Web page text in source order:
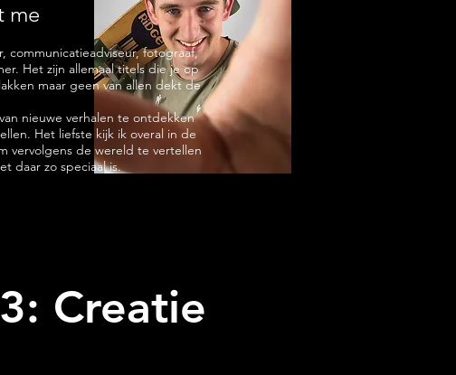
communicatieadviseur, fotograaf,
Het zijn allemaal titels die je op
maar geen van allen dekt de
nieuwe verhalen te ontdekken
Het liefste kijk ik overal in de
vervolgens de wereld te vertellen
daar zo speciaal is.
me
Creatie